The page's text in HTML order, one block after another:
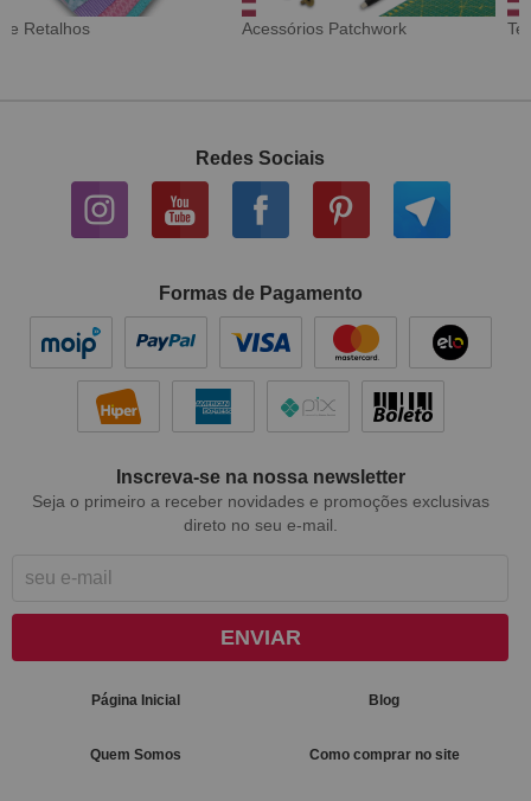
Tecido Digital Sarja Impermeável
Redes Sociais
Formas de Pagamento
Inscreva-se na nossa newsletter
Seja o primeiro a receber novidades e promoções exclusivas
direto no seu e-mail.
ENVIAR
Página Inicial Blog
Quem Somos Como comprar no site